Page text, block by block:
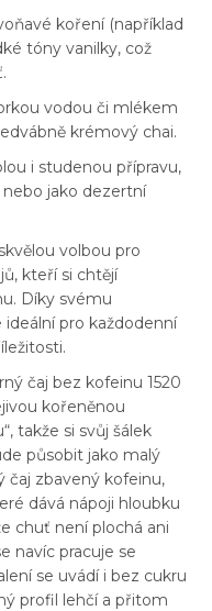
koření (například
tóny vanilky, což
vodou či mlékem
krémový chai.
i studenou přípravu,
jako dezertní
volbou pro
kteří si chtějí
Díky svému
pro každodenní
čaj bez kofeinu 1520
kořeněnou
takže si svůj šálek
působit jako malý
čaj zbavený kofeinu,
dává nápoji hloubku
chuť není plochá ani
navíc pracuje se
se uvádí i bez cukru
profil lehčí a přitom